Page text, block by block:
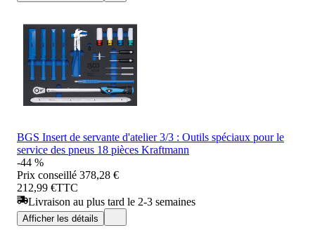
BGS Insert de servante d'atelier 3/3 : Outils spéciaux pour le
service des pneus 18 pièces Kraftmann
-44 %
Prix conseillé 378,28 €
212,99 €TTC
Livraison au plus tard le 2-3 semaines
Afficher les détails